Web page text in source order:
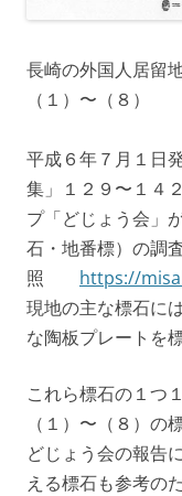
長崎の外国人居
（１）〜（８）
平成６年７月１日
集」１２９〜１４
プ「どじょう会」
石・地番標）の調
照 https://
現地の主な標石に
な陶板プレートを
これら標石の１つ
（１）〜（８）の
どじょう会の報告
える標石も参考の